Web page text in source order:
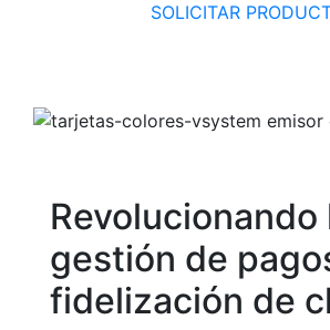
SOLICITAR
Revolucionando
gestión de
fidelización de